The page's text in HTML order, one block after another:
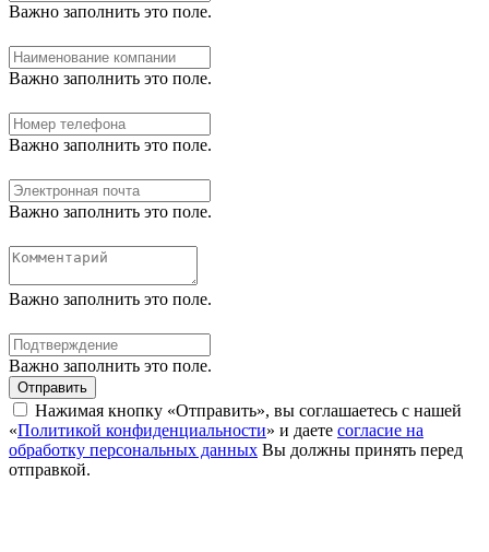
Важно заполнить это поле.
Важно заполнить это поле.
Важно заполнить это поле.
Важно заполнить это поле.
Важно заполнить это поле.
Важно заполнить это поле.
Отправить
Нажимая кнопку «Отправить», вы соглашаетесь с нашей
«Политикой конфиденциальности» и даете согласие на
обработку персональных данных Вы должны принять перед
отправкой.